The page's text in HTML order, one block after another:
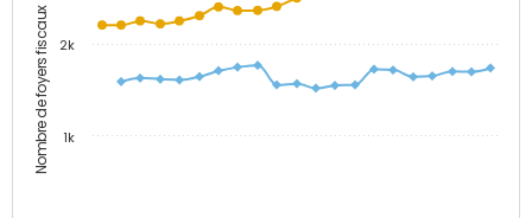
Nombre de foyers fiscaux 1k
2k